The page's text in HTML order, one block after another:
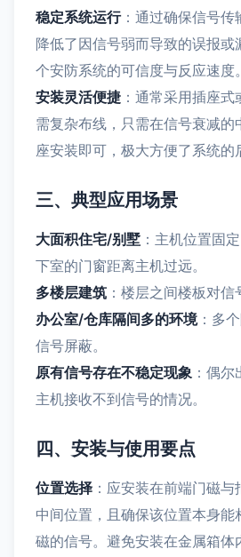
稳定系统运行：通过确保信号传
降低了因信号弱而导致的误报或
个安防系统的可信度与反应速度。
安装灵活便捷 ：通常采用插座
需复杂布线，只需在信号衰减的
座安装即可，极大方便了系统的
三、典型应用场景
大面积住宅/别墅 ：主机位置固
下室的门窗距离主机过远。
多楼层建筑 ：楼层之间楼板对信
办公室/仓库隔间多的环境：多
信号屏蔽。
原有信号存在不稳定现象 ：偶
主机接收不到信号的情况。
四、安装与使用要点
位置选择 ：应安装在前端门磁
中间位置，且确保该位置本身能
磁的信号。避免安装在金属箱体